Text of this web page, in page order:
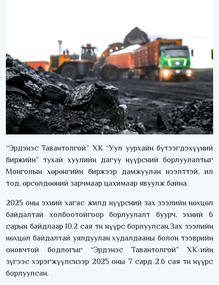
“Эрдэнэс Тавантолгой” ХК “Уул уурхайн бүтээгдэхүүний
биржийн” тухай хуулийн дагуу нүүрсний борлуулалтыг
Монголын хөрөнгийн биржээр дамжуулан нээлттэй, ил
тод, өрсөлдөөний зарчмаар цахимаар явуулж байна.
2025 оны эхний хагас жилд нүүрсний зах зээлийн нөхцөл
байдалтай холбоотойгоор борлуулалт буурч, эхний 6
сарын байдлаар 10.2 сая тн нүүрс борлуулсан.Зах зээлийн
нөхцөл байдалтай уялдуулан худалдааны болон тээврийн
оновчтой бодлогыг “Эрдэнэс Тавантолгой” ХК-ийн
зүгээс хэрэгжүүлснээр 2025 оны 7 сард 2.6 сая тн нүүрс
борлуулсан.